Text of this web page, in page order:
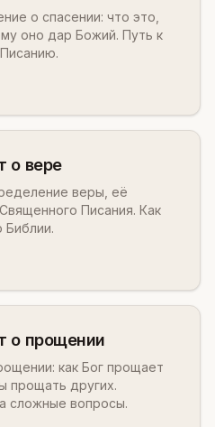
о спасении: что это,
оно дар Божий. Путь к
о вере
веры, её
Писания. Как
Библии.
о прощении
как Бог прощает
прощать других.
сложные вопросы.